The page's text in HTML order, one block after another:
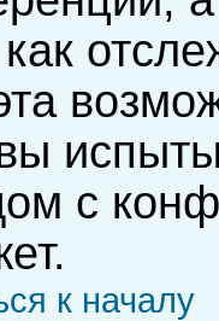
как
с
к началу